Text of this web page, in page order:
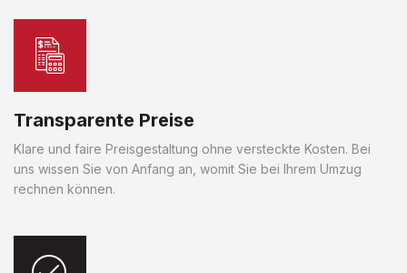
Transparente Preise
Klare und faire Preisgestaltung ohne versteckte Kosten. Bei
uns wissen Sie von Anfang an, womit Sie bei Ihrem Umzug
rechnen können.